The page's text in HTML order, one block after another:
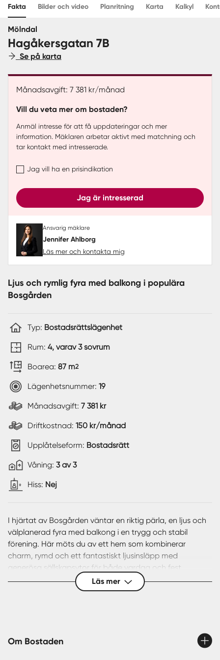
Sverige
Fakta Bilder och video Planritning Karta Kalkyl
Mölndal
Hagåkersgatan 7B
Se på karta
Månadsavgift: 7 381 kr/månad
Vill du veta mer om bostaden?
Anmäl intresse för att få uppdateringar och mer
information. Mäklaren arbetar aktivt med matchning och
tar kontakt med intresserade.
Jag vill ha en prisindikation
Jag är intresserad
Ansvarig mäklare
Jennifer Ahlborg
Läs mer och kontakta mig
Ljus och rymlig fyra med balkong i populära
Bosgården
Typ: Bostadsrättslägenhet
Rum: 4, varav 3 sovrum
Boarea: 87 m2
Lägenhetsnummer: 19
Månadsavgift: 7 381 kr
Driftkostnad: 150 kr/månad
Upplåtelseform: Bostadsrätt
Våning: 3 av 3
Hiss: Nej
I hjärtat av Bosgården väntar en riktig pärla, en ljus och
välplanerad fyra med balkong i en trygg och stabil
förening. Här möts du av ett hem som kombinerar
charm, rymd och ett fantastiskt ljusinsläpp med
generösa sällskapsytor för både vardag och fest.
Redan i den inbjudande hallen möts du av goda
plats att umgås på. Härifrån når du balkongen med
Läs mer
Om Bostaden